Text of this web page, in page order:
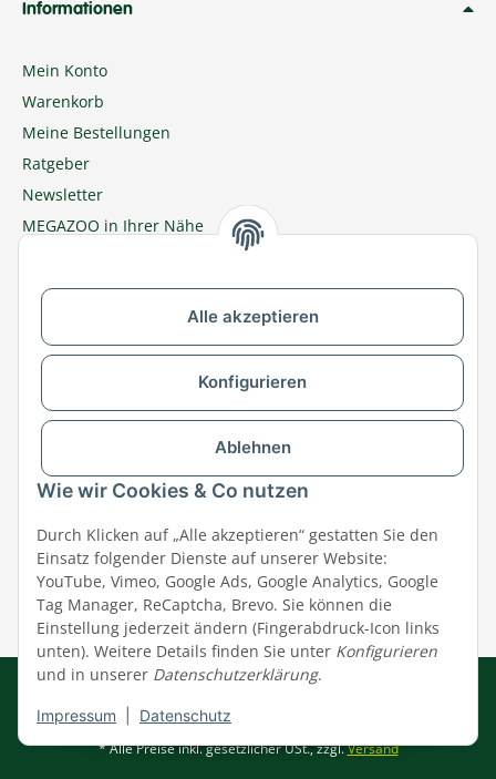
Alle akzeptieren
Konfigurieren
Ablehnen
Wie wir Cookies & Co nutzen
Durch Klicken auf „Alle akzeptieren“ gestatten Sie den
Einsatz folgender Dienste auf unserer Website:
YouTube, Vimeo, Google Ads, Google Analytics, Google
Tag Manager, ReCaptcha, Brevo. Sie können die
Einstellung jederzeit ändern (Fingerabdruck-Icon links
unten). Weitere Details finden Sie unter Konfigurieren
und in unserer Datenschutzerklärung.
Impressum Datenschutz
Informationen
Mein Konto
Warenkorb
Meine Bestellungen
Ratgeber
Newsletter
MEGAZOO in Ihrer Nähe
Zu MEGAZOO-nord.de wechseln
Versandpartner & Zahlungsmöglichkeiten
Impressum|AGB|Datenschutz
© MEGAZOO Alpha GmbH
* Alle Preise inkl. gesetzlicher USt., zzgl.Versand